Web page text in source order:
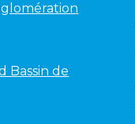
Bassin de